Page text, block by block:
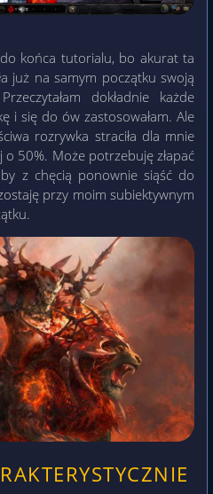
końca tutorialu, bo akurat ta
już na samym początku swoją
dokładnie każde
i się do ów zastosowałam. Ale
rozrywka straciła dla mnie
50%. Może potrzebuję złapać
z chęcią ponownie siąść do
przy moim subiektywnym